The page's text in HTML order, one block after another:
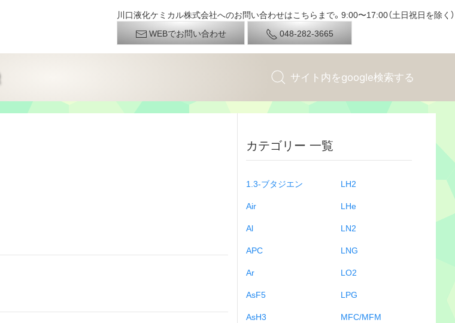
川口液化ケミカル株式会社へのお問い合わせはこちらまで。9:00〜17:00（土日祝日を除く）
WEBでお問い合わせ
048-282-3665
カテゴリー 一覧
1.3-ブタジエン
Air
Al
APC
Ar
AsF5
AsH3
LH2
LHe
LN2
LNG
LO2
LPG
MFC/MFM